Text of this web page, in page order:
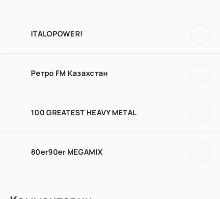
ITALOPOWER!
Ретро FM Казахстан
100 GREATEST HEAVY METAL
80er90er MEGAMIX